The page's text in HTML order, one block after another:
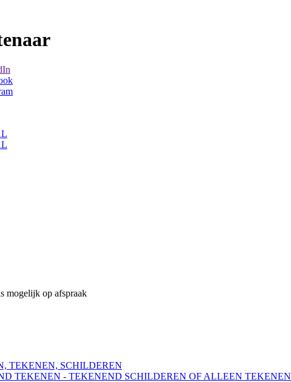
mogelijk op afspraak
TEKENEN, SCHILDEREN
TEKENEN - TEKENEND SCHILDEREN OF ALLEEN TEKENEN